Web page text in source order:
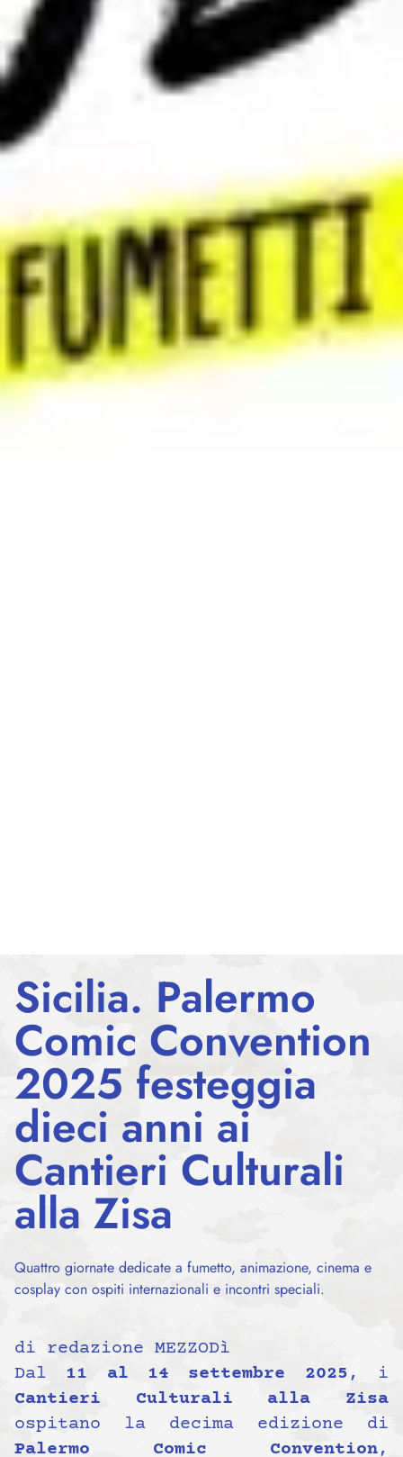
Sicilia. Palermo
Comic Convention
2025 festeggia
dieci anni ai
Cantieri Culturali
alla Zisa
Quattro giornate dedicate a fumetto, animazione, cinema e
cosplay con ospiti internazionali e incontri speciali.
di redazione MEZZODì
Dal 11 al 14 settembre 2025 , i
Cantieri Culturali alla Zisa
ospitano la decima edizione di
Palermo Comic Convention,